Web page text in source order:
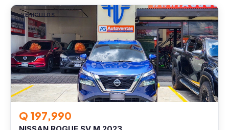
VEHÍCULOS
Q 197,990